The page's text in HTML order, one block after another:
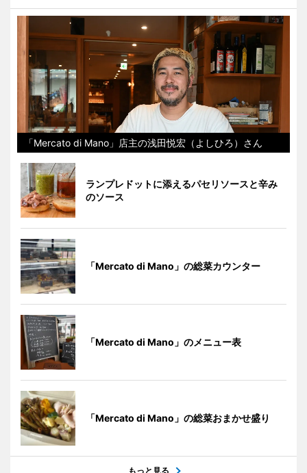
「Mercato di Mano」店主の浅田悦宏（よしひろ）さん
ランプレドットに添えるパセリソースと辛み
のソース
「Mercato di Mano」の総菜カウンター
「Mercato di Mano」のメニュー表
「Mercato di Mano」の総菜おまかせ盛り
もっと見る